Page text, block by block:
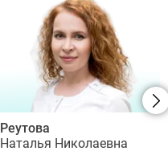
Реутова
Наталья Николаевна